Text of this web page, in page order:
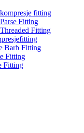
fitting
Fitting
Fitting
Barb Fitting
Fitting
Fitting